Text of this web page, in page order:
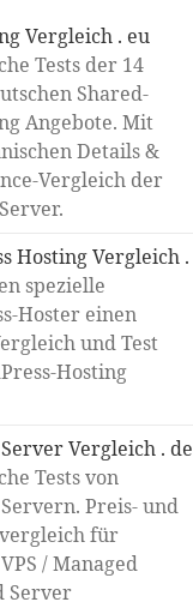
Vergleich . eu
Tests der 14
Shared-
Angebote. Mit
Details &
Vergleich der
Hosting Vergleich .
spezielle
Hoster einen
und Test
Hosting
Vergleich . de
Tests von
Preis- und
für
/ Managed
Server